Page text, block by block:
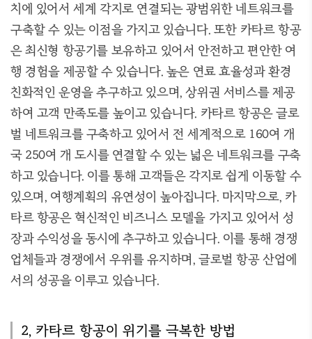
치에 있어서 세계 각지로 연결되는 광범위한 네트워크를
구축할 수 있는 이점을 가지고 있습니다. 또한 카타르 항공
은 최신형 항공기를 보유하고 있어서 안전하고 편안한 여
행 경험을 제공할 수 있습니다. 높은 연료 효율성과 환경
친화적인 운영을 추구하고 있으며, 상위권 서비스를 제공
하여 고객 만족도를 높이고 있습니다. 카타르 항공은 글로
벌 네트워크를 구축하고 있어서 전 세계적으로 160여 개
국 250여 개 도시를 연결할 수 있는 넓은 네트워크를 구축
하고 있습니다. 이를 통해 고객들은 각지로 쉽게 이동할 수
있으며, 여행계획의 유연성이 높아집니다. 마지막으로, 카
타르 항공은 혁신적인 비즈니스 모델을 가지고 있어서 성
장과 수익성을 동시에 추구하고 있습니다. 이를 통해 경쟁
업체들과 경쟁에서 우위를 유지하며, 글로벌 항공 산업에
서의 성공을 이루고 있습니다.
2, 카타르 항공이 위기를 극복한 방법